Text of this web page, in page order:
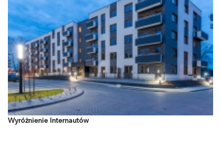
Wyróżnienie Internautów